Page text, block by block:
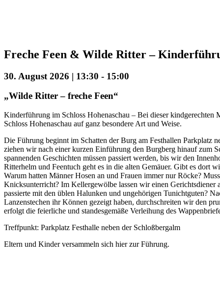
Freche Feen & Wilde Ritter –
30. August 2026 | 13:30 - 15:00
„Wilde Ritter – freche Feen“
Kinderführung im Schloss Hohenaschau – Bei dieser kindgerechten
Schloss Hohenaschau auf ganz besondere Art und Weise.
Die Führung beginnt im Schatten der Burg am Festhallen Parkplatz
ziehen wir nach einer kurzen Einführung den Burgberg hinauf zum
spannenden Geschichten müssen passiert werden, bis wir den
Ritterhelm und Feentuch geht es in die alten Gemäuer. Gibt es dort
Warum hatten Männer Hosen an und Frauen immer nur Röcke?
Knicksunterricht? Im Kellergewölbe lassen wir einen Gerichtsdiener
passierte mit den üblen Halunken und ungehörigen Tunichtguten?
Lanzenstechen ihr Können gezeigt haben, durchschreiten wir den
erfolgt die feierliche und standesgemäße Verleihung des
Treffpunkt: Parkplatz Festhalle neben der Schloßbergalm
Eltern und Kinder versammeln sich hier zur Führung.